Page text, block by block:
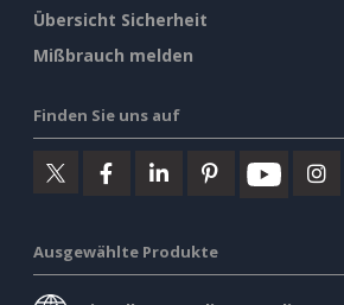
Übersicht Sicherheit
Mißbrauch melden
Finden Sie uns auf
Ausgewählte Produkte